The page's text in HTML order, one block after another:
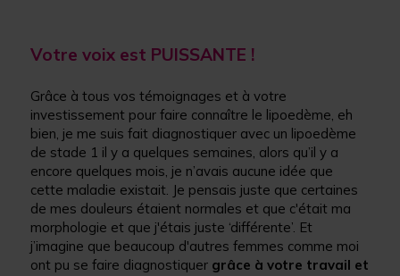
Votre voix est PUISSANTE !
Grâce à tous vos témoignages et à votre
investissement pour faire connaître le lipoedème, eh
bien, je me suis fait diagnostiquer avec un lipoedème
de stade 1 il y a quelques semaines, alors qu’il y a
encore quelques mois, je n’avais aucune idée que
cette maladie existait. Je pensais juste que certaines
de mes douleurs étaient normales et que c'était ma
morphologie et que j'étais juste ‘différente’. Et
j’imagine que beaucoup d'autres femmes comme moi
ont pu se faire diagnostiquer grâce à votre travail et